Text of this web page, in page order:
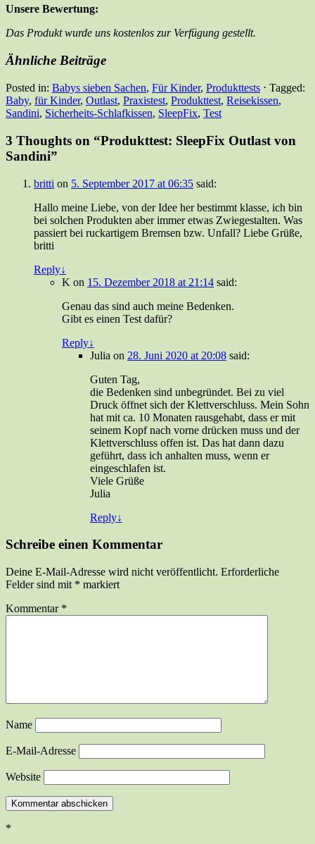
Unsere Bewertung:
Das Produkt wurde uns kostenlos zur Verfügung gestellt.
Ähnliche Beiträge
Posted in: Babys sieben Sachen, Für Kinder, Produkttests ⋅ Tagged:
Baby, für Kinder, Outlast, Praxistest, Produkttest, Reisekissen,
Sandini, Sicherheits-Schlafkissen, SleepFix, Test
3 Thoughts on “Produkttest: SleepFix Outlast von
Sandini”
britti on 5. September 2017 at 06:35 said:
Hallo meine Liebe, von der Idee her bestimmt klasse, ich bin
bei solchen Produkten aber immer etwas Zwiegestalten. Was
passiert bei ruckartigem Bremsen bzw. Unfall? Liebe Grüße,
britti
Reply↓
K on 15. Dezember 2018 at 21:14 said:
Genau das sind auch meine Bedenken.
Gibt es einen Test dafür?
Reply↓
Julia on 28. Juni 2020 at 20:08 said:
Guten Tag,
die Bedenken sind unbegründet. Bei zu viel
Druck öffnet sich der Klettverschluss. Mein Sohn
hat mit ca. 10 Monaten rausgehabt, dass er mit
seinem Kopf nach vorne drücken muss und der
Klettverschluss offen ist. Das hat dann dazu
geführt, dass ich anhalten muss, wenn er
eingeschlafen ist.
Viele Grüße
Julia
Reply↓
Schreibe einen Kommentar
Deine E-Mail-Adresse wird nicht veröffentlicht. Erforderliche
Felder sind mit * markiert
Kommentar *
Name
E-Mail-Adresse
Website
*